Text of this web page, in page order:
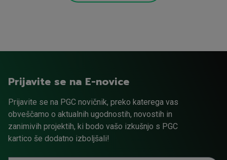
Prijavite se na E-novice
Prijavite se na PGC novičnik, preko katerega vas
obveščamo o aktualnih ugodnostih, novostih in
zanimivih projektih, ki bodo vašo izkušnjo s PGC
kartico še dodatno izboljšali!